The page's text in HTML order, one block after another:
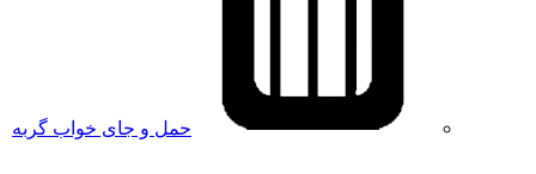
حمل و جای خواب گربه